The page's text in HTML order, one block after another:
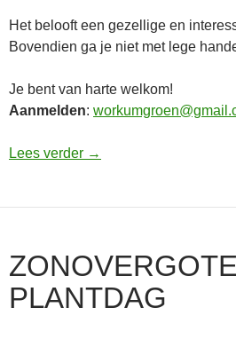
Het belooft een gezellige en
Bovendien ga je niet met lege
Je bent van harte welkom!
Aanmelden:
Lees verder 6 feb: Bomenlezing
→
PLANTDAG